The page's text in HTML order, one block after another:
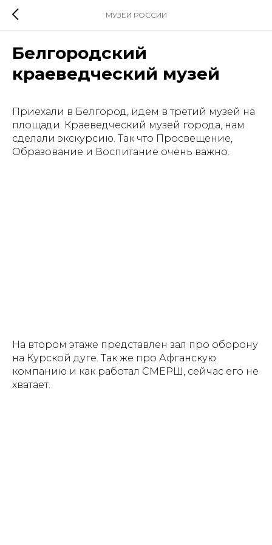
МУЗЕИ РОССИИ
Белгородский
краеведческий музей
Приехали в Белгород, идём в третий музей на
площади. Краеведческий музей города, нам
сделали экскурсию. Так что Просвещение,
Образование и Воспитание очень важно.
На втором этаже представлен зал про оборону
на Курской дуге. Так же про Афганскую
компанию и как работал СМЕРШ, сейчас его не
хватает.